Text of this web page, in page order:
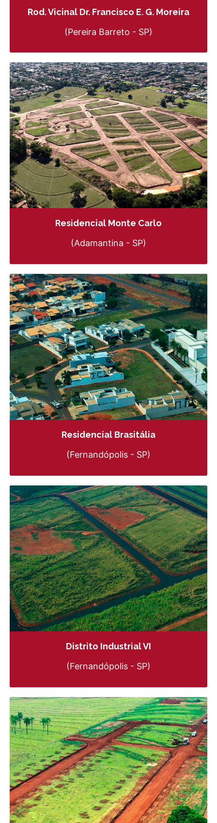
Rod. Vicinal Dr. Francisco E. G. Moreira
(Pereira Barreto - SP)
Residencial Monte Carlo
(Adamantina - SP)
Residencial Brasitália
(Fernandópolis - SP)
Distrito Industrial VI
(Fernandópolis - SP)